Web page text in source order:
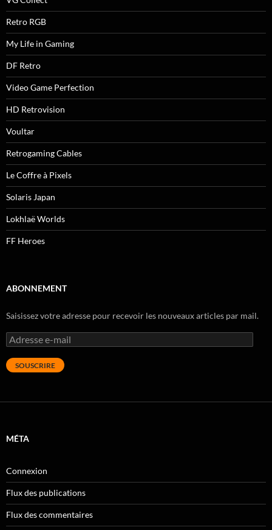
Retro RGB
My Life in Gaming
DF Retro
Video Game Perfection
HD Retrovision
Voultar
Retrogaming Cables
Le Coffre à Pixels
Solaris Japan
Lokhlaë Worlds
FF Heroes
ABONNEMENT
Saisissez votre adresse pour recevoir les nouveaux articles par mail.
Adresse
e-
mail
SOUSCRIRE
MÉTA
Connexion
Flux des publications
Flux des commentaires